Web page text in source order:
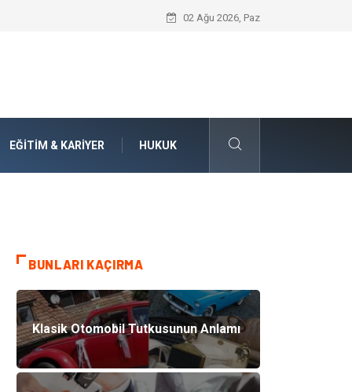
Numaralarla Boyama Kitleri ile
02 Ağu 2026, Paz
EĞITIM & KARIYER HUKUK
BUNLARI KAÇIRMA
Klasik Otomobil Tutkusunun Anlamı